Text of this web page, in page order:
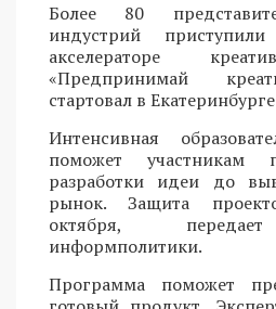
Более 80
индустрий
акселераторе
«Предпринимай
стартовал в
Интенсивная
поможет участникам
разработки идеи до
рынок. Защита
октября,
информполитики.
Программа поможет